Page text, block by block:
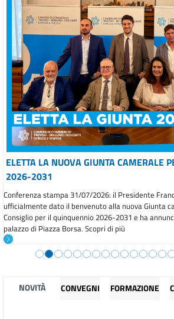
ELETTA LA NUOVA GIUNTA CAMERALE
2026-2031
Conferenza stampa 31/07/2026: il Presidente
ufficialmente dato il benvenuto alla nuova Giunta
Consiglio per il quinquennio 2026-2031 e ha
palazzo di Piazza Borsa. Scopri di più
NOVITÀ CONVEGNI FORMAZIONE